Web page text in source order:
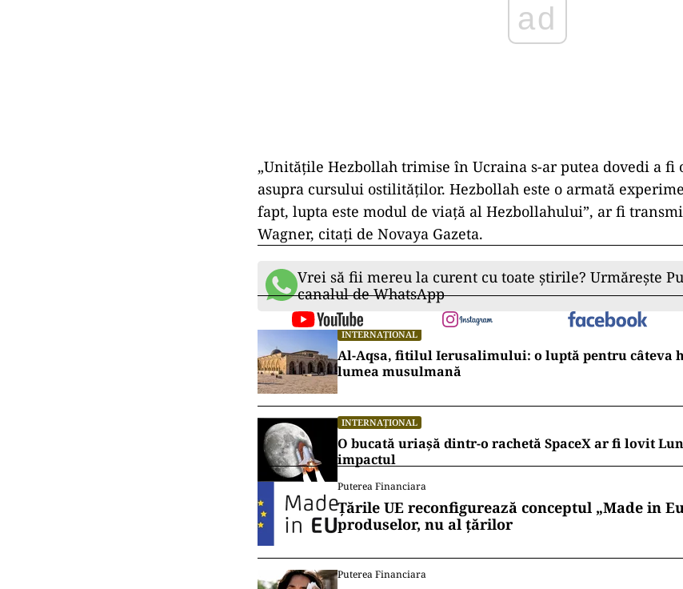
ad
„Unitățile Hezbollah trimise în Ucraina s-ar putea dovedi a fi
asupra cursului ostilităților. Hezbollah este o armată
fapt, lupta este modul de viață al Hezbollahului”, ar fi
Wagner, citați de Novaya Gazeta.
Vrei să fii mereu la curent cu toate știrile? Urmărește
canalul de WhatsApp
INTERNAȚIONAL
Al-Aqsa, fitilul Ierusalimului: o luptă pentru câteva
lumea musulmană
INTERNAȚIONAL
O bucată uriașă dintr-o rachetă SpaceX ar fi lovit
impactul
Puterea Financiara
Țările UE reconfigurează conceptul „Made in
produselor, nu al țărilor
Puterea Financiara